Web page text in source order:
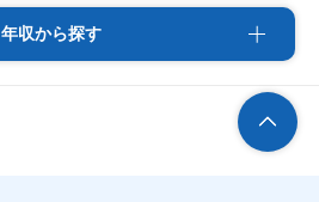
年収から探す